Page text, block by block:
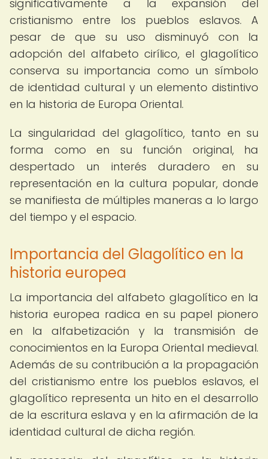
significativamente a la expansión del
cristianismo entre los pueblos eslavos. A
pesar de que su uso disminuyó con la
adopción del alfabeto cirílico, el glagolítico
conserva su importancia como un símbolo
de identidad cultural y un elemento distintivo
en la historia de Europa Oriental.
La singularidad del glagolítico, tanto en su
forma como en su función original, ha
despertado un interés duradero en su
representación en la cultura popular, donde
se manifiesta de múltiples maneras a lo largo
del tiempo y el espacio.
Importancia del Glagolítico en la
historia europea
La importancia del alfabeto glagolítico en la
historia europea radica en su papel pionero
en la alfabetización y la transmisión de
conocimientos en la Europa Oriental medieval.
Además de su contribución a la propagación
del cristianismo entre los pueblos eslavos, el
glagolítico representa un hito en el desarrollo
de la escritura eslava y en la afirmación de la
identidad cultural de dicha región.